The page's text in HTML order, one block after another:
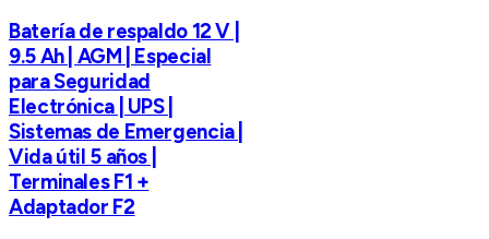
Batería de respaldo 12 V |
9.5 Ah | AGM | Especial
para Seguridad
Electrónica | UPS |
Sistemas de Emergencia |
Vida útil 5 años |
Terminales F1 +
Adaptador F2